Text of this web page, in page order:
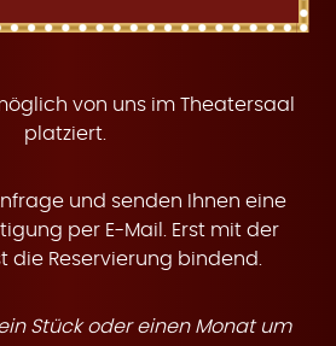
von uns im Theatersaal
platziert.
und senden Ihnen eine
per E-Mail. Erst mit der
die Reservierung bindend.
Stück oder einen Monat um